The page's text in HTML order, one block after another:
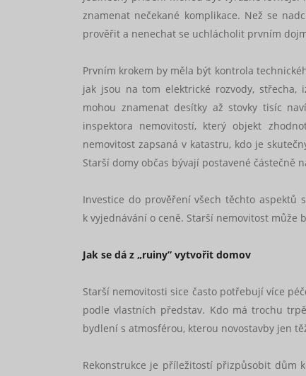
znamenat nečekané komplikace. Než se
prověřit a nenechat se uchlácholit prvním
Prvním krokem by měla být kontrola
jak jsou na tom elektrické rozvody, střecha,
mohou znamenat desítky až stovky tisíc
inspektora nemovitostí, který objekt
nemovitost zapsaná v katastru, kdo je
Starší domy občas bývají postavené částečně
Investice do prověření všech těchto
k vyjednávání o ceně. Starší nemovitost může
Jak se dá z „ruiny” vytvořit domov
Starší nemovitosti sice často potřebují více
podle vlastních představ. Kdo má trochu
bydlení s atmosférou, kterou novostavby jen
Rekonstrukce je příležitostí přizpůsobit dům